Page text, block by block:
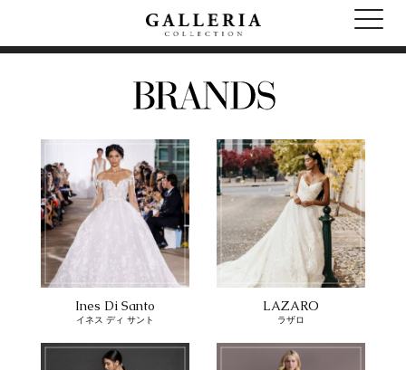
Ines Di Santo
イネス ディ サント
LAZARO
ラザロ